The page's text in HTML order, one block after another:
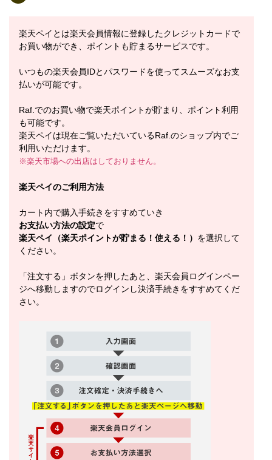
楽天ペイとは楽天会員情報に登録したクレジットカードで
お買い物ができ、ポイントも貯まるサービスです。
いつもの楽天会員IDとパスワードを使ってスムーズなお支
払いが可能です。
Raf.でのお買い物で楽天ポイントが貯まり、ポイント利用
も可能です。
楽天ペイは現在ご覧いただいているRaf.のショップ内でご
利用いただけます。
※楽天市場への出店はしておりません。
楽天ペイのご利用方法
カート内で購入手続きをすすめていき
お支払い方法の設定で
楽天ペイ（楽天ポイントが貯まる！使える！） を選択して
ください。
「注文する」ボタンを押したあと、楽天会員ログインペー
ジへ移動しますのでログインし決済手続きをすすめてくだ
さい。